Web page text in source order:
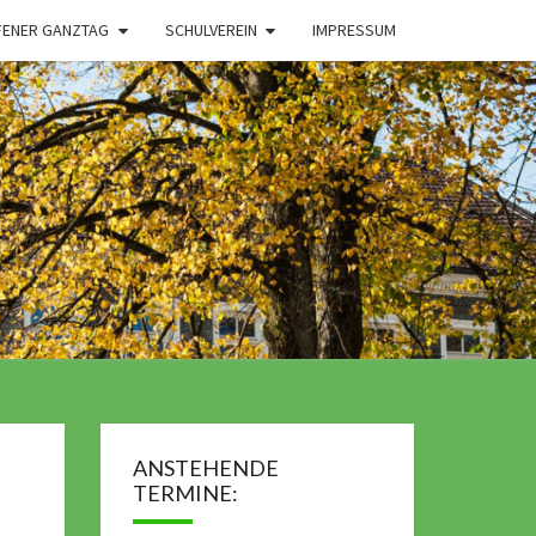
GANZTAG SCHULVEREIN IMPRESSUM
ANSTEHENDE
TERMINE: